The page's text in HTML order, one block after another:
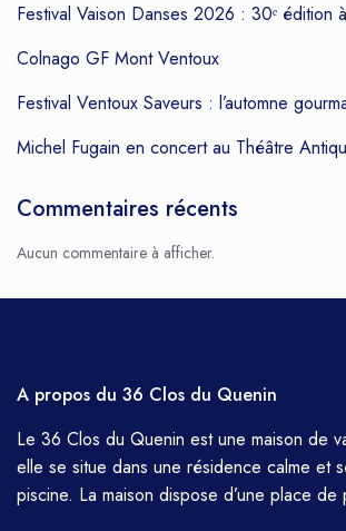
Festival Vaison Danses 2026 : 30ᵉ édition
Colnago GF Mont Ventoux
Festival Ventoux Saveurs : l’automne
Michel Fugain en concert au Théâtre
Commentaires récents
Aucun commentaire à afficher.
A propos du 36 Clos du Quenin
Le 36 Clos du Quenin est une maison de
elle se situe dans une résidence calme et
piscine. La maison dispose d’une place de